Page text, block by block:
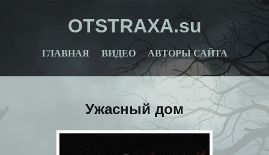
OTSTRAXA.su
ГЛАВНАЯ ВИДЕО АВТОРЫ САЙТА
Ужасный дом